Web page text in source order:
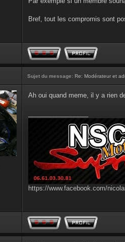
Bref, tout les compromis sont
Sujet du message: Re: Modérateur et
Ah oui quand meme, il y a rien
https://www.facebook.com/